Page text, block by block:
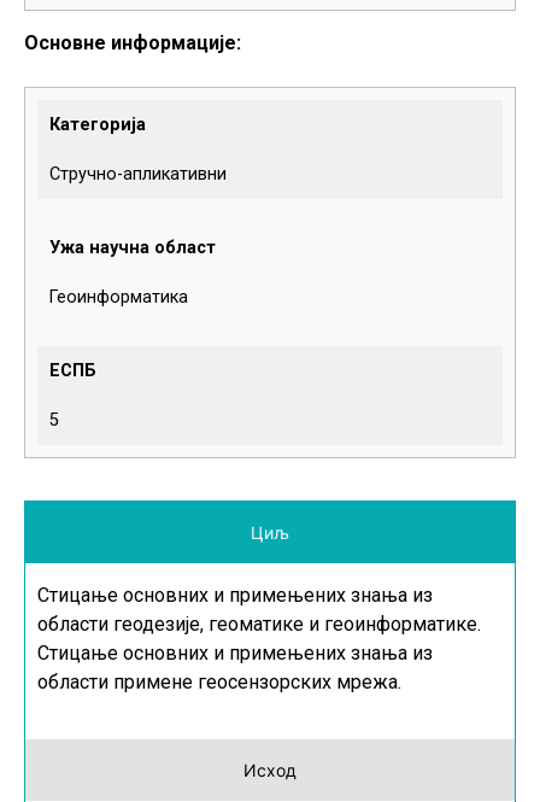
Основне информације:
Категорија
Стручно-апликативни
Ужа научна област
Геоинформатика
ЕСПБ
5
Циљ
Исход
Стицање основних и примењених знања из
области геодезије, геоматике и геоинформатике.
Стицање основних и примењених знања из
области примене геосензорских мрежа.